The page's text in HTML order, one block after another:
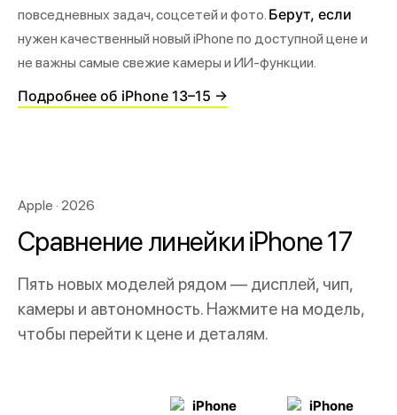
повседневных задач, соцсетей и фото. Берут, если
нужен качественный новый iPhone по доступной цене и
не важны самые свежие камеры и ИИ-функции.
Подробнее об iPhone 13–15 →
Apple · 2026
Сравнение линейки iPhone 17
Пять новых моделей рядом — дисплей, чип,
камеры и автономность. Нажмите на модель,
чтобы перейти к цене и деталям.